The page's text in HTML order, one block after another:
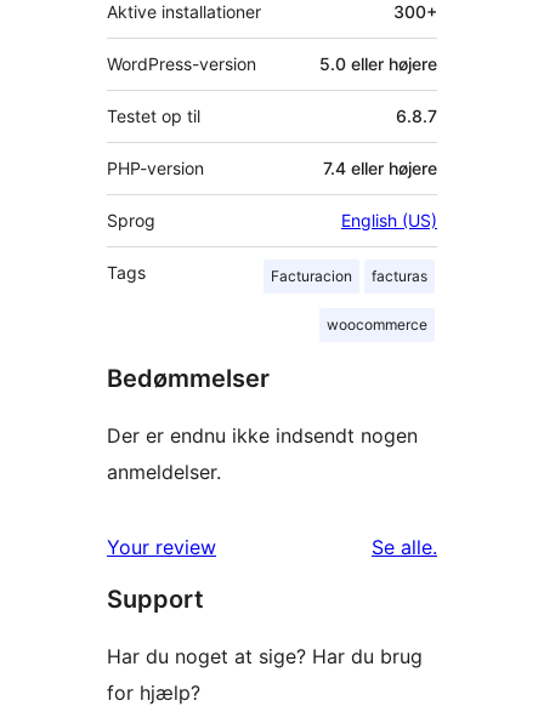
Aktive installationer 300+
WordPress-version 5.0 eller højere
Testet op til 6.8.7
PHP-version 7.4 eller højere
Sprog English (US)
Tags Facturacion facturas
woocommerce
Bedømmelser
Der er endnu ikke indsendt nogen
anmeldelser.
Your review Se alleanmeldelser
.
Support
Har du noget at sige? Har du brug
for hjælp?